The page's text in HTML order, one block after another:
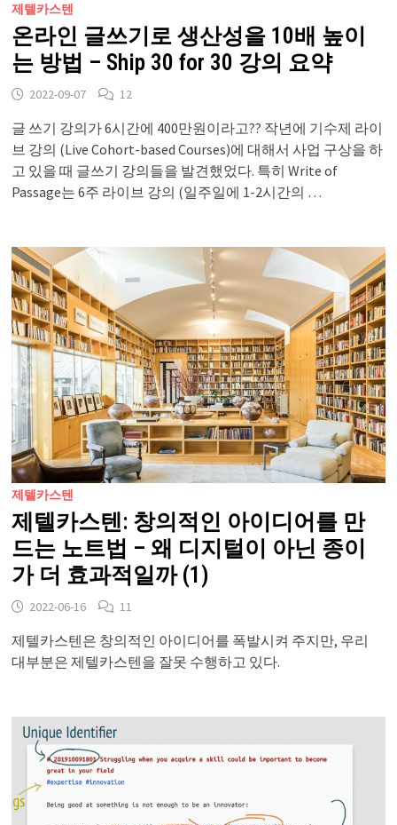
제텔카스텐
온라인 글쓰기로 생산성을 10배 높이
는 방법 – Ship 30 for 30 강의 요약
2022-09-07 12
글 쓰기 강의가 6시간에 400만원이라고?? 작년에 기수제 라이
브 강의 (Live Cohort-based Courses)에 대해서 사업 구상을 하
고 있을 때 글쓰기 강의들을 발견했었다. 특히 Write of
Passage는 6주 라이브 강의 (일주일에 1-2시간의 …
제텔카스텐
제텔카스텐: 창의적인 아이디어를 만
드는 노트법 – 왜 디지털이 아닌 종이
가 더 효과적일까 (1)
2022-06-16 11
제텔카스텐은 창의적인 아이디어를 폭발시켜 주지만, 우리
대부분은 제텔카스텐을 잘못 수행하고 있다.